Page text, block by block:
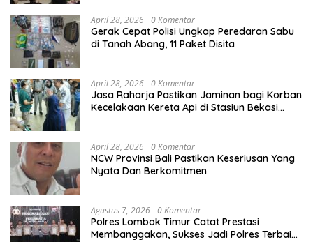
April 28, 2026 0 Komentar
Gerak Cepat Polisi Ungkap Peredaran Sabu
di Tanah Abang, 11 Paket Disita
April 28, 2026 0 Komentar
Jasa Raharja Pastikan Jaminan bagi Korban
Kecelakaan Kereta Api di Stasiun Bekasi
April 28, 2026 0 Komentar
NCW Provinsi Bali Pastikan Keseriusan Yang
Nyata Dan Berkomitmen
Agustus 7, 2026 0 Komentar
Polres Lombok Timur Catat Prestasi
Membanggakan, Sukses Jadi Polres Terbaik